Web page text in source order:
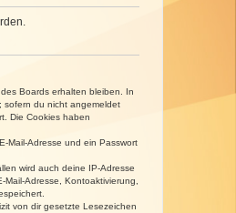
Boards erhalten bleiben. In
sofern du nicht angemeldet
Die Cookies haben
Mail-Adresse und ein Passwort
wird auch deine IP-Adresse
Adresse, Kontoaktivierung,
von dir gesetzte Lesezeichen